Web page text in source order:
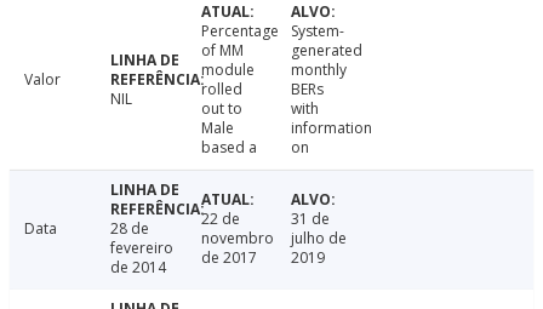
Valor
NIL
Percentage
of MM
module
rolled
out to
Male
based a
System-
generated
monthly
BERs
with
information
on
Data
28 de
fevereiro
de 2014
22 de
novembro
de 2017
31 de
julho de
2019